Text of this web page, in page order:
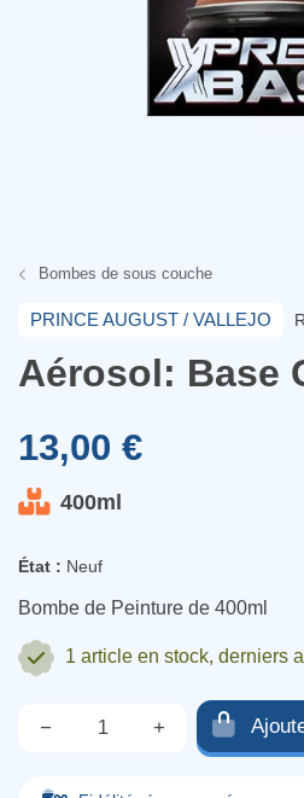
Bombes de sous couche
PRINCE AUGUST / VALLEJO
Aérosol: Base
13,00 €
400ml
État : Neuf
Bombe de Peinture de 400ml
1 article en stock, derniers
− +